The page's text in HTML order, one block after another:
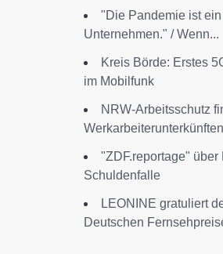
"Die Pandemie ist
Unternehmen." / Wenn...
Kreis Börde: Erstes
im Mobilfunk
NRW-Arbeitsschutz
"ZDF.reportage" über
Schuldenfalle
LEONINE gratuliert
Deutschen